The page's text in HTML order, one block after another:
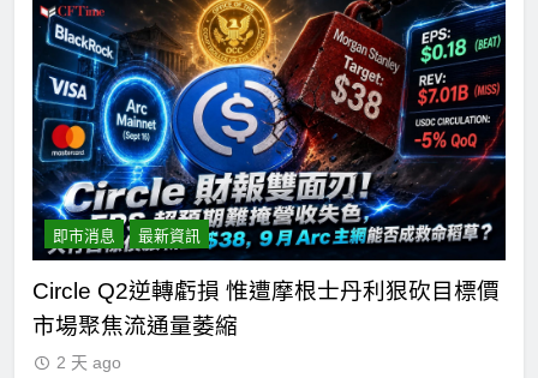
即市消息 最新資訊
Circle Q2逆轉虧損 惟遭摩根士丹利狠砍目標價
市場聚焦流通量萎縮
2 天 ago